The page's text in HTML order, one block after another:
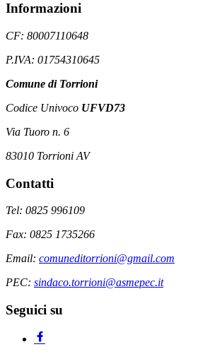
Informazioni
CF: 80007110648
P.IVA: 01754310645
Comune di Torrioni
Codice Univoco UFVD73
Via Tuoro n. 6
83010 Torrioni AV
Contatti
Tel: 0825 996109
Fax: 0825 1735266
Email: comuneditorrioni@gmail.com
PEC: sindaco.torrioni@asmepec.it
Seguici su